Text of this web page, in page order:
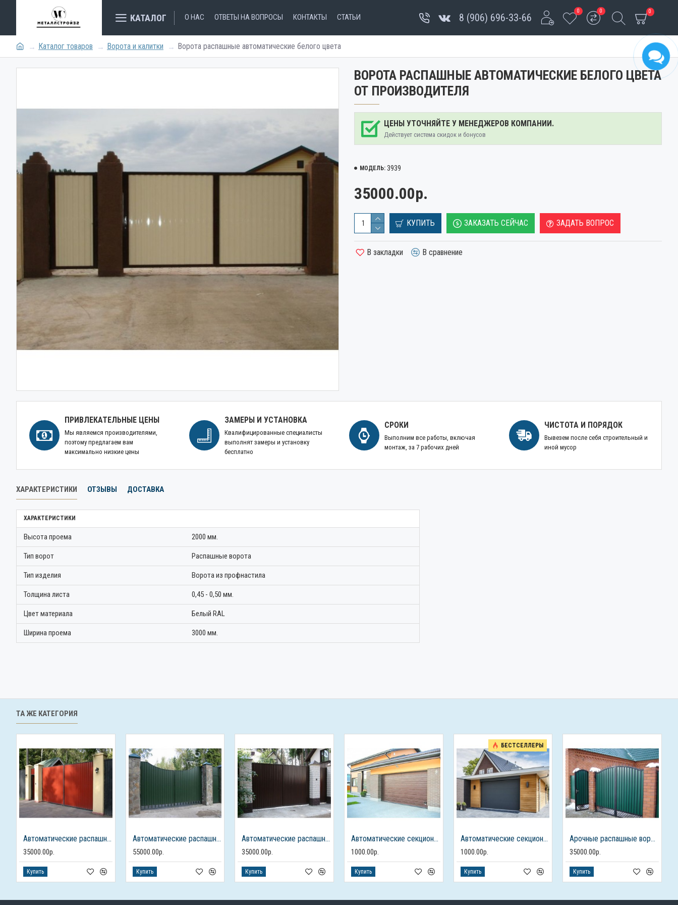
КАТАЛОГ О НАС ОТВЕТЫ НА ВОПРОСЫ КОНТАКТЫ СТАТЬИ 8 (906) 696-33-66
0 0 0
Каталог товаров Ворота и калитки Ворота распашные автоматические белого цвета
ВОРОТА РАСПАШНЫЕ АВТОМАТИЧЕСКИЕ БЕЛОГО ЦВЕТА
ОТ ПРОИЗВОДИТЕЛЯ
ЦЕНЫ УТОЧНЯЙТЕ У МЕНЕДЖЕРОВ КОМПАНИИ.
Действует система скидок и бонусов
МОДЕЛЬ: 3939
35000.00р.
КУПИТЬ ЗАКАЗАТЬ СЕЙЧАС ЗАДАТЬ ВОПРОС
В закладки В сравнение
ПРИВЛЕКАТЕЛЬНЫЕ ЦЕНЫ
Мы являемся производителями,
поэтому предлагаем вам
максимально низкие цены
ЗАМЕРЫ И УСТАНОВКА
Квалифицированные специалисты
выполнят замеры и установку
бесплатно
СРОКИ
Выполним все работы, включая
монтаж, за 7 рабочих дней
ЧИСТОТА И ПОРЯДОК
Вывезем после себя строительный и
иной мусор
ХАРАКТЕРИСТИКИ ОТЗЫВЫ ДОСТАВКА
ХАРАКТЕРИСТИКИ
Высота проема 2000 мм.
Тип ворот Распашные ворота
Тип изделия Ворота из профнастила
Толщина листа 0,45 - 0,50 мм.
Цвет материала Белый RAL
Ширина проема 3000 мм.
ТА ЖЕ КАТЕГОРИЯ
Автоматические распашные ворота из профлиста с калиткой
35000.00р.
Купить
Автоматические распашные ворота с калиткой
55000.00р.
Купить
Автоматические распашные ворота с отдельностоящей калиткой
35000.00р.
Купить
Автоматические секционные ворота для гаража
1000.00р.
Купить
БЕСТСЕЛЛЕРЫ
Автоматические секционные ворота с электроприводом
1000.00р.
Купить
Арочные распашные ворота из профлиста с калиткой
35000.00р.
Купить